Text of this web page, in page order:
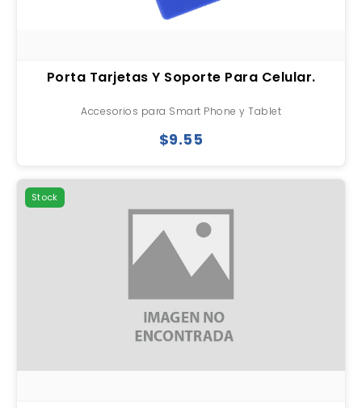
Porta Tarjetas Y Soporte Para Celular.
Accesorios para Smart Phone y Tablet
$9.55
Stock